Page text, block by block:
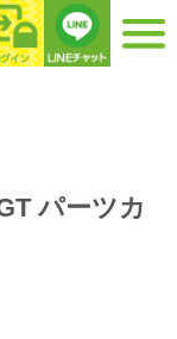
パーツカ